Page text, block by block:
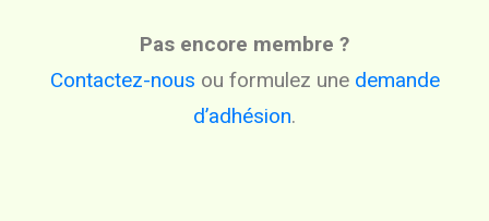
Pas encore membre ?
Contactez-nous ou formulez une demande
d’adhésion.